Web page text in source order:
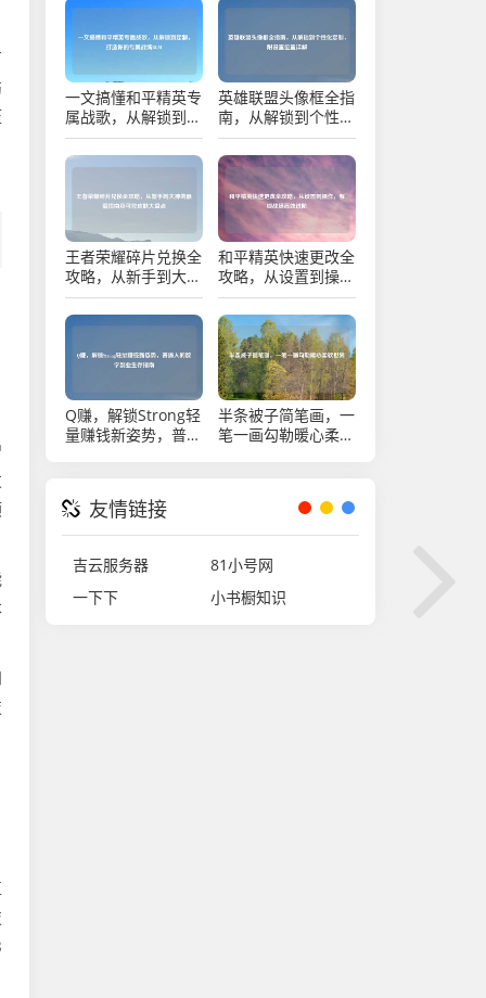
一文搞懂和平精英专
属战歌，从解锁到定
制，打造你的专属战
场BGM
英雄联盟头像框全指
南，从解锁到个性化
定制，附设置位置详
解
王者荣耀碎片兑换全
攻略，从新手到大神
的最值指南及可兑皮
肤大盘点
和平精英快速更改全
攻略，从设置到操
作，解锁战场高效进
阶
Q赚，解锁Strong轻
量赚钱新姿势，普通
半条被子简笔画，一
笔一画勾勒暖心柔软
友情链接
吉云服务器
81小号网
一下下
小书橱知识